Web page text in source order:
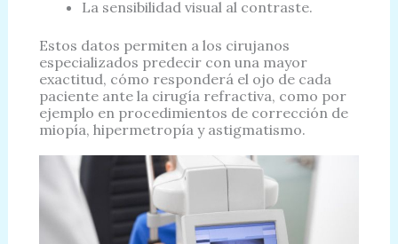
La sensibilidad visual al contraste.
Estos datos permiten a los cirujanos
especializados predecir con una mayor
exactitud, cómo responderá el ojo de cada
paciente ante la cirugía refractiva, como por
ejemplo en procedimientos de corrección de
miopía, hipermetropía y astigmatismo.